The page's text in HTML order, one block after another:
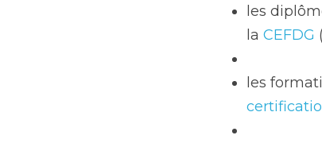
les
la CEFDG
les